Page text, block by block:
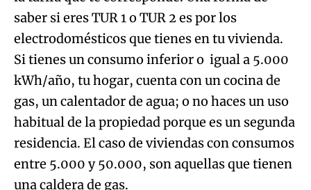
saber si eres TUR 1 o TUR 2 es por los
electrodomésticos que tienes en tu vivienda.
Si tienes un consumo inferior o igual a 5.000
kWh/año, tu hogar, cuenta con un cocina de
gas, un calentador de agua; o no haces un uso
habitual de la propiedad porque es un segunda
residencia. El caso de viviendas con consumos
entre 5.000 y 50.000, son aquellas que tienen
una caldera de gas.